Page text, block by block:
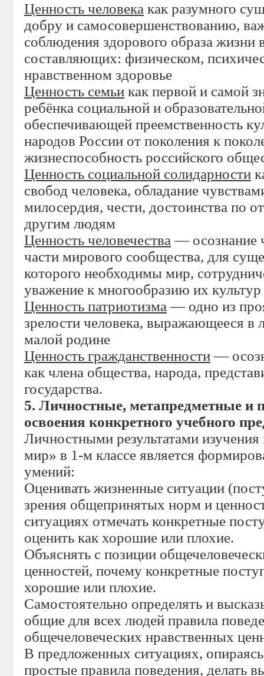
Ценность человека как разумного
добру и самосовершенствованию,
соблюдения здорового образа жизни
составляющих: физическом,
нравственном здоровье
Ценность семьи как первой и самой
ребёнка социальной и
обеспечивающей преемственность
народов России от поколения к
жизнеспособность российского
Ценность социальной солидарности
свобод человека, обладание
милосердия, чести, достоинства по
другим людям
Ценность человечества — осознание
части мирового сообщества, для
которого необходимы мир,
уважение к многообразию их культур
Ценность патриотизма — одно из
зрелости человека, выражающееся в
малой родине
Ценность гражданственности—
как члена общества, народа,
государства.
5. Личностные, метапредметные и
освоения конкретного учебного
Личностными результатами
мир» в 1-м классе является
умений:
Оценивать жизненные ситуации
зрения общепринятых норм и
ситуациях отмечать конкретные
оценить как хорошие или плохие.
Объяснять с позиции
ценностей, почему конкретные
хорошие или плохие.
Самостоятельно определять и
общие для всех людей правила
общечеловеческих нравственных
В предложенных ситуациях,
простые правила поведения, делать